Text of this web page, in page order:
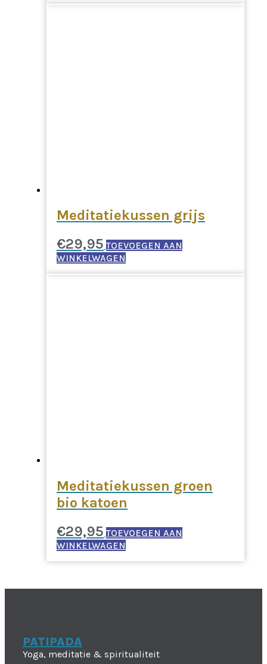
Meditatiekussen grijs
€29,95 TOEVOEGEN AAN
WINKELWAGEN
Meditatiekussen groen
bio katoen
€29,95 TOEVOEGEN AAN
WINKELWAGEN
PATIPADA
Yoga, meditatie & spiritualiteit